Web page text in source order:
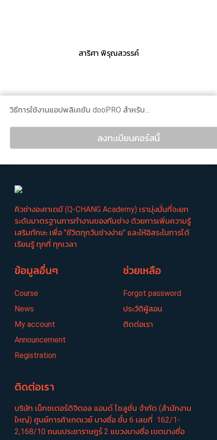
สาริศา พิรุณสวรรค์
วิธีการใช้งานแอปพลิเคชัน dooPRO สำหรับประเภทงานฉนวนกันความร้อน
ลงทะเบียนคอร์สนี้
คิวช่างอะคาเดมี (Q-CHANG Academy) เรามุ่งมั่นที่จะยก
ระดับมาตรฐานการทำงานของทีมช่าง ด้วยการเพิ่มความรู้
เสริมทักษะ เพื่อ "ชีวิตทุกวันช่างง่าย" และให้อิสระในการได้
เรียนรู้ ทุกที่ ทุกเวลา
ข้อมูลอื่นๆ
Course
News
My account
Announcement
Registration
ช่วยเหลือ
Forgot password
ประวัติผู้สอน
ติดต่อเรา
ติดต่อเรา
บริษัท เน็กซเตอร์​ดิจิตอล แอนด์ โซลูชั่น จำกัด (สำนักงาน
ใหญ่) ศูนย์​การค้าเกตเวย์​ บางซื่อ​ ชั้น​ 6​ เลขที่ ​ 162/1-
2,168/10 ถนนประชา​ราษฎร์​ 2 แขวงบางซื่อ​ เขตบางซื่อ​